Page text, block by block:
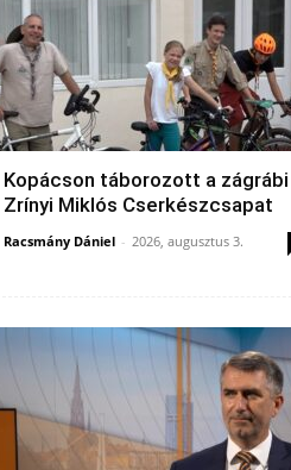
Kopácson táborozott a zágrábi
Zrínyi Miklós Cserkészcsapat
Racsmány Dániel - 2026, augusztus 3.